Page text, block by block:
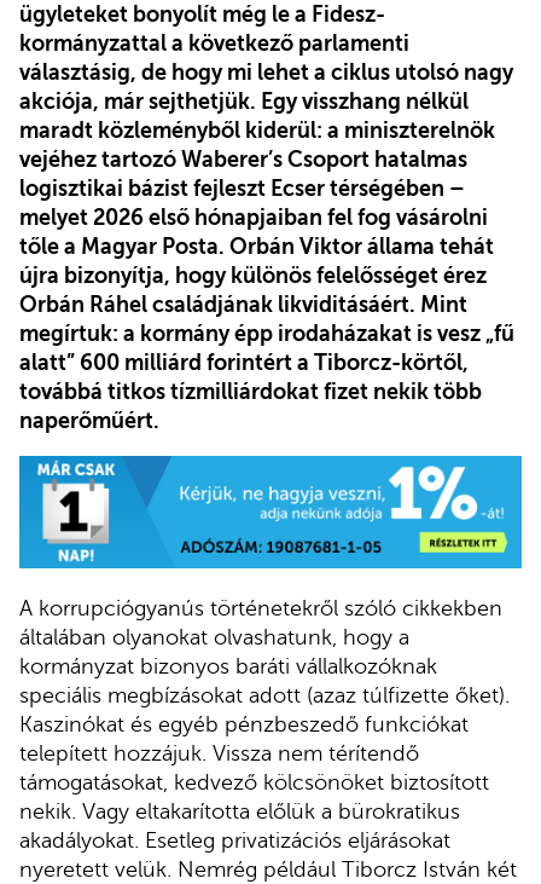
ügyleteket bonyolít még le a Fidesz-
kormányzattal a következő parlamenti
választásig, de hogy mi lehet a ciklus utolsó nagy
akciója, már sejthetjük. Egy visszhang nélkül
maradt közleményből kiderül: a miniszterelnök
vejéhez tartozó Waberer’s Csoport hatalmas
logisztikai bázist fejleszt Ecser térségében –
melyet 2026 első hónapjaiban fel fog vásárolni
tőle a Magyar Posta. Orbán Viktor állama tehát
újra bizonyítja, hogy különös felelősséget érez
Orbán Ráhel családjának likviditásáért. Mint
megírtuk: a kormány épp irodaházakat is vesz „fű
alatt” 600 milliárd forintért a Tiborcz-körtől,
továbbá titkos tízmilliárdokat fizet nekik több
naperőműért.
A korrupciógyanús történetekről szóló cikkekben
általában olyanokat olvashatunk, hogy a
kormányzat bizonyos baráti vállalkozóknak
speciális megbízásokat adott (azaz túlfizette őket).
Kaszinókat és egyéb pénzbeszedő funkciókat
telepített hozzájuk. Vissza nem térítendő
támogatásokat, kedvező kölcsönöket biztosított
nekik. Vagy eltakarította előlük a bürokratikus
akadályokat. Esetleg privatizációs eljárásokat
nyeretett velük. Nemrég például Tiborcz István két